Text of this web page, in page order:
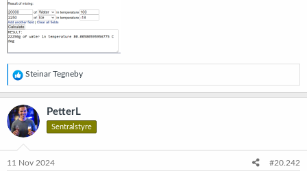
R
e
a
k
s
j
o
e
Steinar Tegneby
PetterL
Sentralstyre
11 Nov 2024 #20.242